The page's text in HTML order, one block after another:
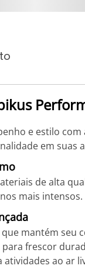
e estilo
em suas
de alta
mais intensos.
mantém seu
frescor
atividades ao ar